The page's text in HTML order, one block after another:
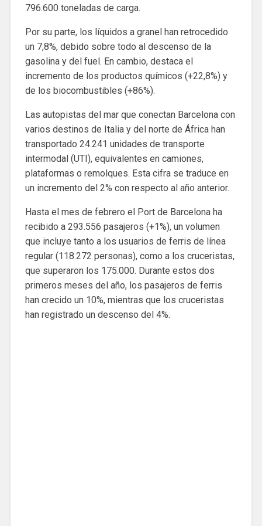
796.600 toneladas de carga.
Por su parte, los líquidos a granel han retrocedido
un 7,8%, debido sobre todo al descenso de la
gasolina y del fuel. En cambio, destaca el
incremento de los productos químicos (+22,8%) y
de los biocombustibles (+86%).
Las autopistas del mar que conectan Barcelona con
varios destinos de Italia y del norte de África han
transportado 24.241 unidades de transporte
intermodal (UTI), equivalentes en camiones,
plataformas o remolques. Esta cifra se traduce en
un incremento del 2% con respecto al año anterior.
Hasta el mes de febrero el Port de Barcelona ha
recibido a 293.556 pasajeros (+1%), un volumen
que incluye tanto a los usuarios de ferris de línea
regular (118.272 personas), como a los cruceristas,
que superaron los 175.000. Durante estos dos
primeros meses del año, los pasajeros de ferris
han crecido un 10%, mientras que los cruceristas
han registrado un descenso del 4%.